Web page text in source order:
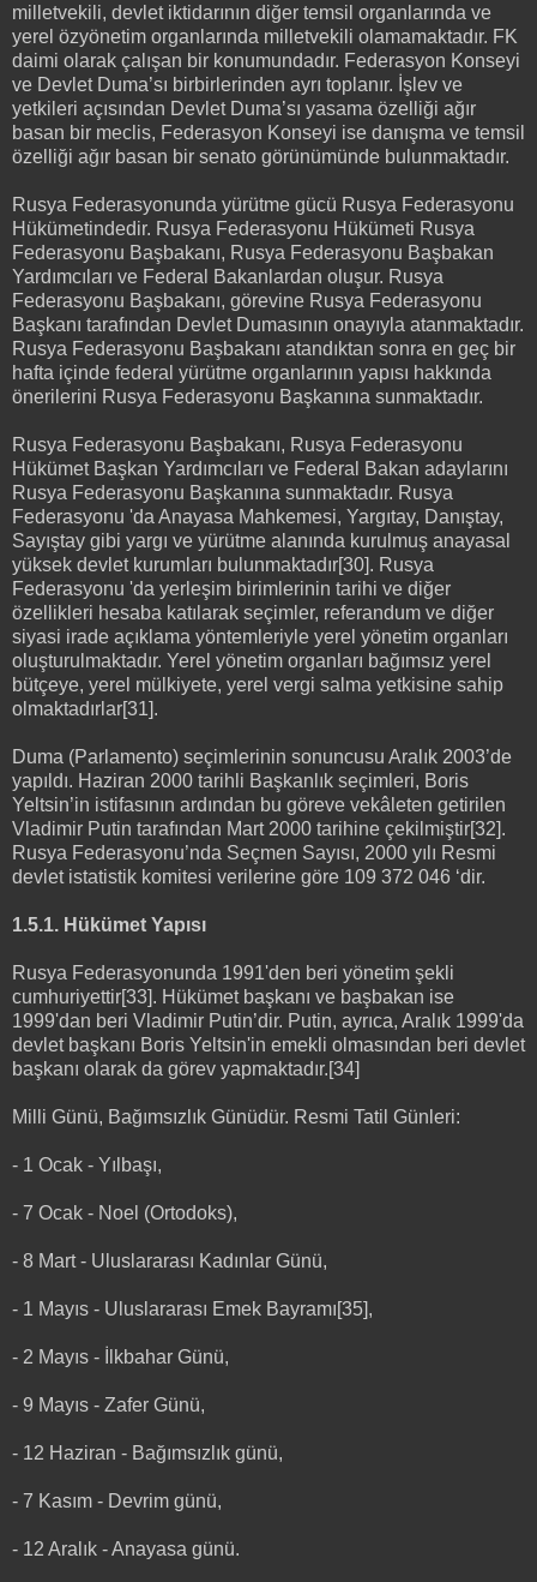
milletvekili, devlet iktidarının diğer temsil organlarında ve
yerel özyönetim organlarında milletvekili olamamaktadır. FK
daimi olarak çalışan bir konumundadır. Federasyon Konseyi
ve Devlet Duma’sı birbirlerinden ayrı toplanır. İşlev ve
yetkileri açısından Devlet Duma’sı yasama özelliği ağır
basan bir meclis, Federasyon Konseyi ise danışma ve temsil
özelliği ağır basan bir senato görünümünde bulunmaktadır.
Rusya Federasyonunda yürütme gücü Rusya Federasyonu
Hükümetindedir. Rusya Federasyonu Hükümeti Rusya
Federasyonu Başbakanı, Rusya Federasyonu Başbakan
Yardımcıları ve Federal Bakanlardan oluşur. Rusya
Federasyonu Başbakanı, görevine Rusya Federasyonu
Başkanı tarafından Devlet Dumasının onayıyla atanmaktadır.
Rusya Federasyonu Başbakanı atandıktan sonra en geç bir
hafta içinde federal yürütme organlarının yapısı hakkında
önerilerini Rusya Federasyonu Başkanına sunmaktadır.
Rusya Federasyonu Başbakanı, Rusya Federasyonu
Hükümet Başkan Yardımcıları ve Federal Bakan adaylarını
Rusya Federasyonu Başkanına sunmaktadır. Rusya
Federasyonu 'da Anayasa Mahkemesi, Yargıtay, Danıştay,
Sayıştay gibi yargı ve yürütme alanında kurulmuş anayasal
yüksek devlet kurumları bulunmaktadır[30]. Rusya
Federasyonu 'da yerleşim birimlerinin tarihi ve diğer
özellikleri hesaba katılarak seçimler, referandum ve diğer
siyasi irade açıklama yöntemleriyle yerel yönetim organları
oluşturulmaktadır. Yerel yönetim organları bağımsız yerel
bütçeye, yerel mülkiyete, yerel vergi salma yetkisine sahip
olmaktadırlar[31].
Duma (Parlamento) seçimlerinin sonuncusu Aralık 2003’de
yapıldı. Haziran 2000 tarihli Başkanlık seçimleri, Boris
Yeltsin’in istifasının ardından bu göreve vekâleten getirilen
Vladimir Putin tarafından Mart 2000 tarihine çekilmiştir[32].
Rusya Federasyonu’nda Seçmen Sayısı, 2000 yılı Resmi
devlet istatistik komitesi verilerine göre 109 372 046 ‘dir.
1.5.1. Hükümet Yapısı
Rusya Federasyonunda 1991'den beri yönetim şekli
cumhuriyettir[33]. Hükümet başkanı ve başbakan ise
1999'dan beri Vladimir Putin’dir. Putin, ayrıca, Aralık 1999'da
devlet başkanı Boris Yeltsin'in emekli olmasından beri devlet
başkanı olarak da görev yapmaktadır.[34]
Milli Günü, Bağımsızlık Günüdür. Resmi Tatil Günleri:
- 1 Ocak - Yılbaşı,
- 7 Ocak - Noel (Ortodoks),
- 8 Mart - Uluslararası Kadınlar Günü,
- 1 Mayıs - Uluslararası Emek Bayramı[35],
- 2 Mayıs - İlkbahar Günü,
- 9 Mayıs - Zafer Günü,
- 12 Haziran - Bağımsızlık günü,
- 7 Kasım - Devrim günü,
- 12 Aralık - Anayasa günü.